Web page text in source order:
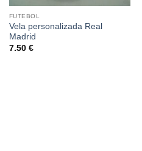
FUTEBOL
Vela personalizada Real
Madrid
7.50 €